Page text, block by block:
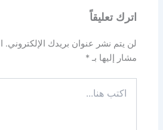
اترك تعليقاً
لن يتم نشر عنوان بريدك الإلكتروني.
مشار إليها بـ*
هنا...